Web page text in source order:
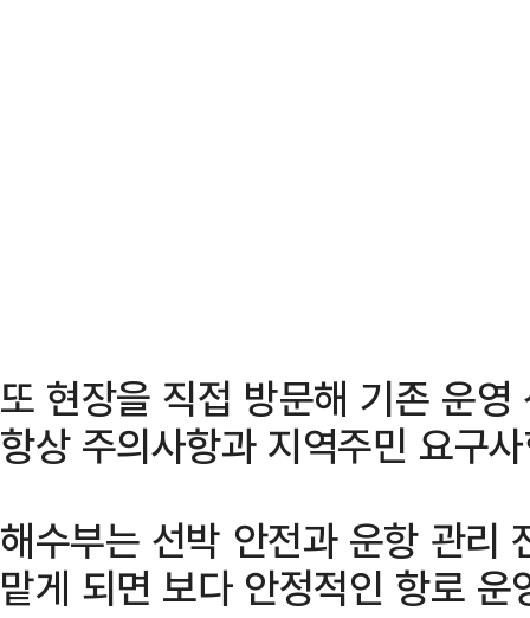
또 현장을 직접 방문해 기존 운
항상 주의사항과 지역주민 요구
해수부는 선박 안전과 운항 관리
맡게 되면 보다 안정적인 항로